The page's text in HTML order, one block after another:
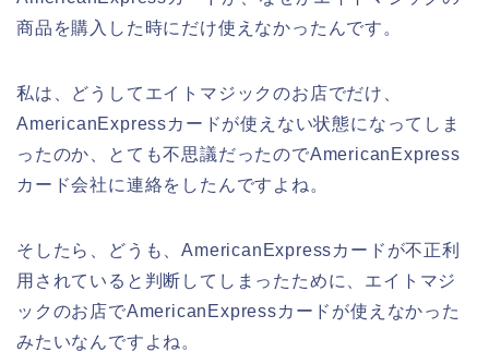
商品を購入した時にだけ使えなかったんです。
私は、どうしてエイトマジックのお店でだけ、
AmericanExpressカードが使えない状態になってしま
ったのか、とても不思議だったのでAmericanExpress
カード会社に連絡をしたんですよね。
そしたら、どうも、AmericanExpressカードが不正利
用されていると判断してしまったために、エイトマジ
ックのお店でAmericanExpressカードが使えなかった
みたいなんですよね。